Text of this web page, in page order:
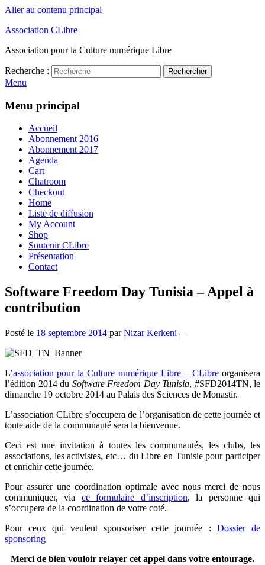
Aller au contenu principal
Association CLibre
Association pour la Culture numérique Libre
Recherche : Rechercher
Menu
Menu principal
Accueil
Abonnement 2016
Abonnement 2017
Agenda
Cart
Chatroom
Checkout
Home
Liste de diffusion
My Account
Shop
Soutenir CLibre
Présentation
Contact
Software Freedom Day Tunisia – Appel à
contribution
Posté le 18 septembre 2014 parNizar Kerkeni —
L’association pour la Culture numérique Libre – CLibreorganisera
l’édition 2014 du Software Freedom Day Tunisia, #SFD2014TN, le
dimanche 19 octobre 2014 au Palais des Sciences de Monastir.
L’association CLibre s’occupera de l’organisation de cette journée et
toute aide de la communauté sera la bienvenue.
Ceci est une invitation à toutes les communautés, les clubs, les
associations, les activistes, etc… du Libre en Tunisie pour participer
et enrichir cette journée.
Pour assurer une coordination optimale avec nous merci de nous
communiquer, via ce formulaire d’inscription, la personne qui
s’occupera de la coordination de votre coté.
Pour ceux qui veulent sponsoriser cette journée : Dossier de
sponsoring
Merci de bien vouloir relayer cet appel dans votre entourage.